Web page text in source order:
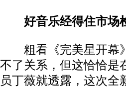
好音乐经得住市场
粗看《完美星开幕》
不了关系，但这恰恰是
员丁薇就透露，这次全